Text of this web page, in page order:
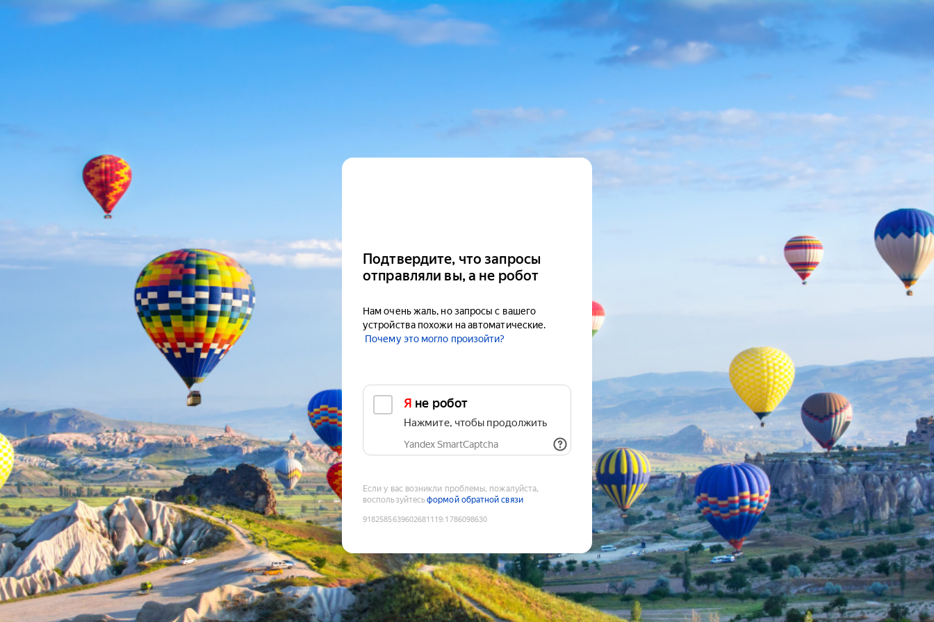
Подтвердите, что запросы
отправляли вы, а не робот
Нам очень жаль, но запросы с вашего
устройства похожи на автоматические.
Почему это могло произойти?
Я не робот
Нажмите, чтобы продолжить
Yandex SmartCaptcha
Если у вас возникли проблемы, пожалуйста,
воспользуйтесьформой обратной связи
9182585639602681119:1786098630